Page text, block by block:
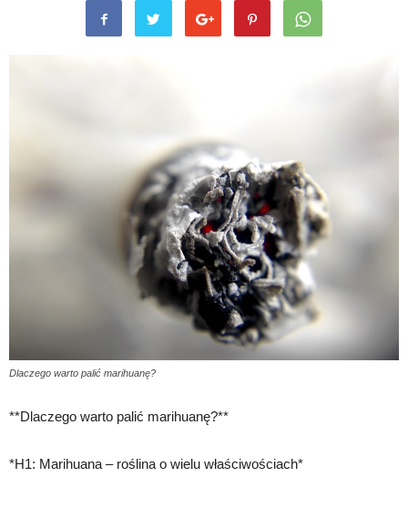
Dlaczego warto palić marihuanę?
**Dlaczego warto palić marihuanę?**
*H1: Marihuana – roślina o wielu właściwościach*